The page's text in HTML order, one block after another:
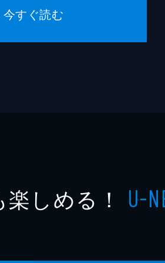
今すぐ読む
しめる！ U-